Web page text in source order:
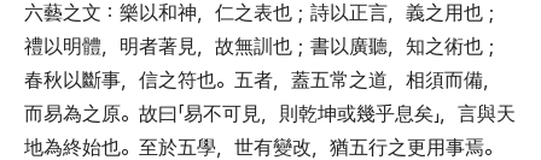
六藝之文 ： 樂以和神， 仁之表也 ； 詩以正言， 義之用也 ；
禮以明體， 明者著見， 故無訓也 ； 書以廣聽， 知之術也 ；
春秋以斷事， 信之符也。 五者， 蓋五常之道， 相須而備，
而易為之原。 故曰「易不可見， 則乾坤或幾乎息矣」， 言與天
地為終始也。 至於五學， 世有變改， 猶五行之更用事焉。